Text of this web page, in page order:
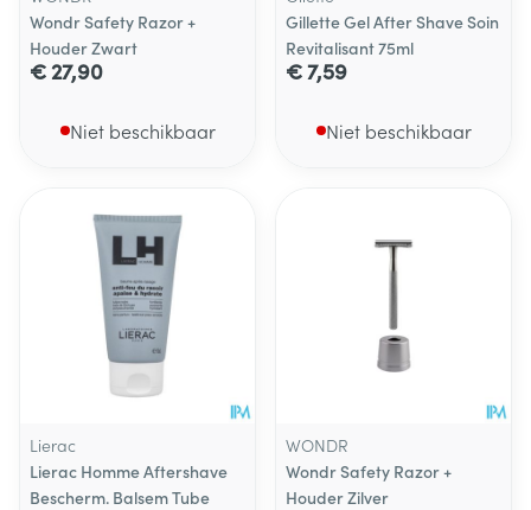
Wondr Safety Razor +
Houder Zwart
€ 27,90
Niet beschikbaar
Gillette Gel After Shave Soin
Revitalisant 75ml
€ 7,59
Niet beschikbaar
Lierac
Lierac Homme Aftershave
Bescherm. Balsem Tube
WONDR
Wondr Safety Razor +
Houder Zilver